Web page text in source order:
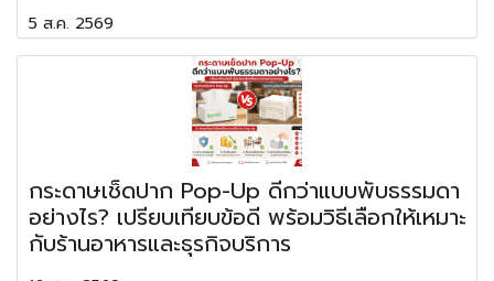
5 ส.ค. 2569
กระดาษเช็ดปาก Pop-Up ดีกว่าแบบพับธรรมดา
อย่างไร? เปรียบเทียบข้อดี พร้อมวิธีเลือกให้เหมาะ
กับร้านอาหารและธุรกิจบริการ